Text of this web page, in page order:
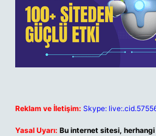
Reklam ve İletişim: Skype:
Yasal Uyarı: Bu internet sitesi,